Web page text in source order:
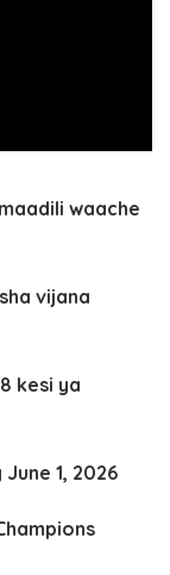
waache
vijana
kesi ya
1, 2026